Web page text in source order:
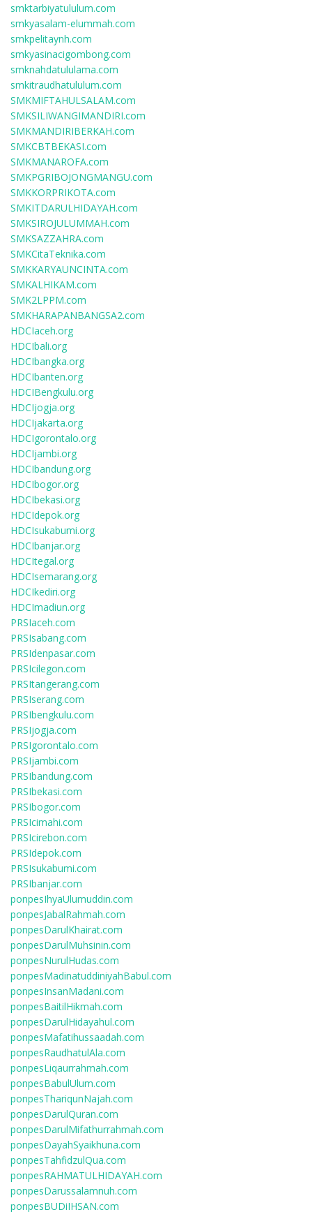
smktarbiyatululum.com
smkyasalam-elummah.com
smkpelitaynh.com
smkyasinacigombong.com
smknahdatululama.com
smkitraudhatululum.com
SMKMIFTAHULSALAM.com
SMKSILIWANGIMANDIRI.com
SMKMANDIRIBERKAH.com
SMKCBTBEKASI.com
SMKMANAROFA.com
SMKPGRIBOJONGMANGU.com
SMKKORPRIKOTA.com
SMKITDARULHIDAYAH.com
SMKSIROJULUMMAH.com
SMKSAZZAHRA.com
SMKCitaTeknika.com
SMKKARYAUNCINTA.com
SMKALHIKAM.com
SMK2LPPM.com
SMKHARAPANBANGSA2.com
HDCIaceh.org
HDCIbali.org
HDCIbangka.org
HDCIbanten.org
HDCIBengkulu.org
HDCIjogja.org
HDCIjakarta.org
HDCIgorontalo.org
HDCIjambi.org
HDCIbandung.org
HDCIbogor.org
HDCIbekasi.org
HDCIdepok.org
HDCIsukabumi.org
HDCIbanjar.org
HDCItegal.org
HDCIsemarang.org
HDCIkediri.org
HDCImadiun.org
PRSIaceh.com
PRSIsabang.com
PRSIdenpasar.com
PRSIcilegon.com
PRSItangerang.com
PRSIserang.com
PRSIbengkulu.com
PRSIjogja.com
PRSIgorontalo.com
PRSIjambi.com
PRSIbandung.com
PRSIbekasi.com
PRSIbogor.com
PRSIcimahi.com
PRSIcirebon.com
PRSIdepok.com
PRSIsukabumi.com
PRSIbanjar.com
ponpesIhyaUlumuddin.com
ponpesJabalRahmah.com
ponpesDarulKhairat.com
ponpesDarulMuhsinin.com
ponpesNurulHudas.com
ponpesMadinatuddiniyahBabul.com
ponpesInsanMadani.com
ponpesBaitilHikmah.com
ponpesDarulHidayahul.com
ponpesMafatihussaadah.com
ponpesRaudhatulAla.com
ponpesLiqaurrahmah.com
ponpesBabulUlum.com
ponpesThariqunNajah.com
ponpesDarulQuran.com
ponpesDarulMifathurrahmah.com
ponpesDayahSyaikhuna.com
ponpesTahfidzulQua.com
ponpesRAHMATULHIDAYAH.com
ponpesDarussalamnuh.com
ponpesBUDiIHSAN.com